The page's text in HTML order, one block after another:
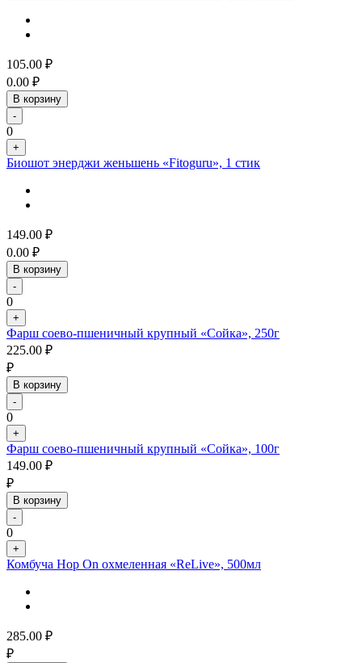
105.00 ₽
0.00 ₽
В корзину
-
0
+
Биошот энерджи женьшень «Fitoguru», 1 стик
149.00 ₽
0.00 ₽
В корзину
-
0
+
Фарш соево-пшеничный крупный «Сойка», 250г
225.00 ₽
₽
В корзину
-
0
+
Фарш соево-пшеничный крупный «Сойка», 100г
149.00 ₽
₽
В корзину
-
0
+
Комбуча Hop On охмеленная «ReLive», 500мл
285.00 ₽
₽